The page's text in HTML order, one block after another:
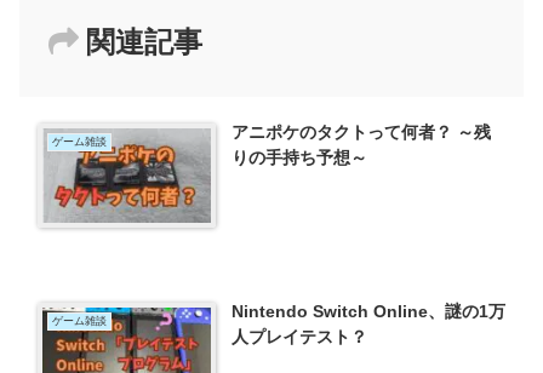
関連記事
ゲーム雑談
アニポケのタクトって何者？ ～残
りの手持ち予想～
ゲーム雑談
Nintendo Switch Online、謎の1万
人プレイテスト？